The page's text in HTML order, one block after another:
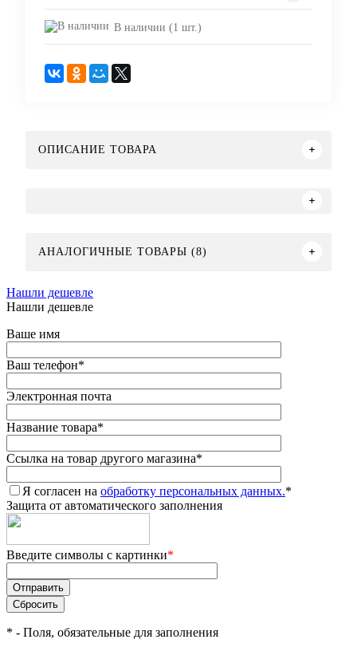
В наличии (1 шт.)
ОПИСАНИЕ ТОВАРА
АНАЛОГИЧНЫЕ ТОВАРЫ (8)
Нашли дешевле
Нашли дешевле
Ваше имя
Ваш телефон*
Электронная почта
Название товара*
Ссылка на товар другого магазина*
Я согласен на обработку персональных данных.*
Защита от автоматического заполнения
Введите символы с картинки*
* - Поля, обязательные для заполнения